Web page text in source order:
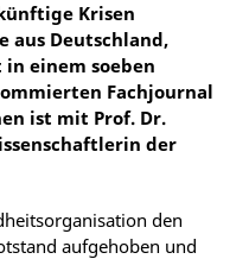
Krisen
aus Deutschland,
einem soeben
Fachjournal
ist mit Prof. Dr.
der
den
aufgehoben und